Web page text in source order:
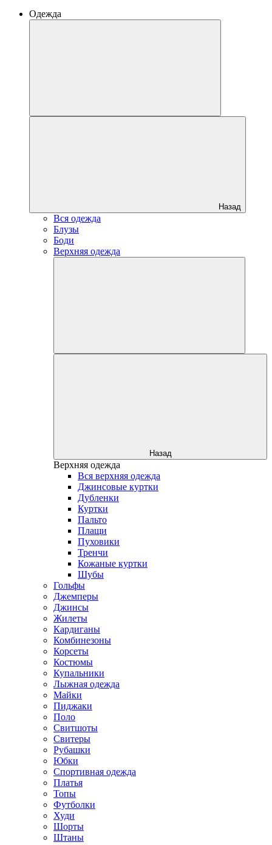
Одежда
Назад
Вся одежда
Блузы
Боди
Верхняя одежда
Назад
Верхняя одежда
Вся верхняя одежда
Джинсовые куртки
Дубленки
Куртки
Пальто
Плащи
Пуховики
Тренчи
Кожаные куртки
Шубы
Гольфы
Джемперы
Джинсы
Жилеты
Кардиганы
Комбинезоны
Корсеты
Костюмы
Купальники
Лыжная одежда
Майки
Пиджаки
Поло
Свитшоты
Свитеры
Рубашки
Юбки
Спортивная одежда
Платья
Топы
Футболки
Худи
Шорты
Штаны